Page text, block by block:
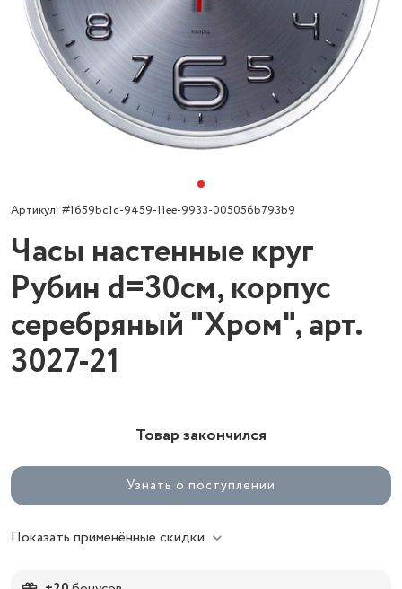
Артикул: #1659bc1c-9459-11ee-9933-005056b793b9
Часы настенные круг
Рубин d=30см, корпус
серебряный "Хром", арт.
3027-21
Товар закончился
Узнать о поступлении
Показать применённые скидки